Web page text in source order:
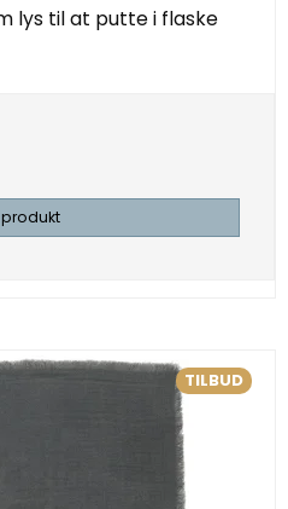
lys til at putte i flaske
produkt
TILBUD